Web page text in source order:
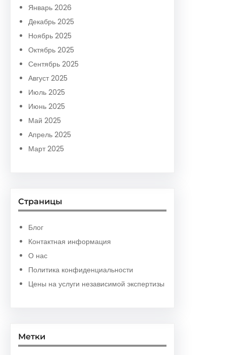
Январь 2026
Декабрь 2025
Ноябрь 2025
Октябрь 2025
Сентябрь 2025
Август 2025
Июль 2025
Июнь 2025
Май 2025
Апрель 2025
Март 2025
Страницы
Блог
Контактная информация
О нас
Политика конфиденциальности
Цены на услуги независимой экспертизы
Метки